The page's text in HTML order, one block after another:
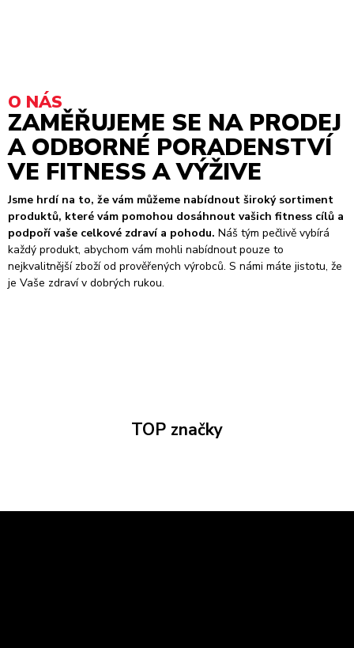
O NÁS
ZAMĚŘUJEME SE NA PRODEJ
A ODBORNÉ PORADENSTVÍ
VE FITNESS A VÝŽIVE
Jsme hrdí na to, že vám můžeme nabídnout široký sortiment
produktů, které vám pomohou dosáhnout vašich fitness cílů a
podpoří vaše celkové zdraví a pohodu. Náš tým pečlivě vybírá
každý produkt, abychom vám mohli nabídnout pouze to
nejkvalitnější zboží od prověřených výrobců. S námi máte jistotu, že
je Vaše zdraví v dobrých rukou.
TOP značky